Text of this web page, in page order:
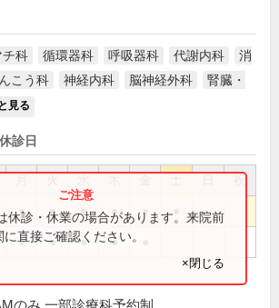
チ科 循環器科 呼吸器科 代謝内科
消
こう科 神経内科 脳神経外科
腎臓・
見る
診日
祝
● ● ● ● ●
● ● ● ●
休診・休業の場合があります。来院前
直接ご確認ください。
×閉じる